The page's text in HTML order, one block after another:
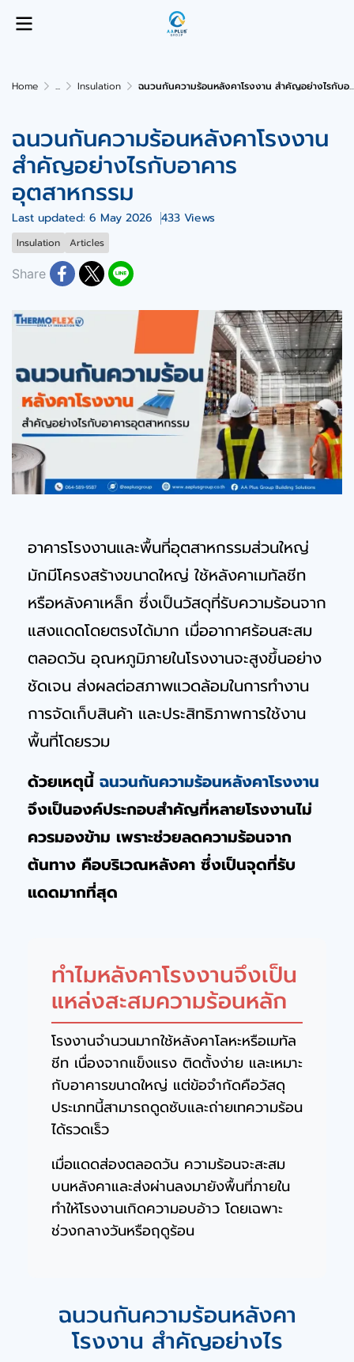
Home ... Insulation ฉนวนกันความร้อนหลังคาโรงงาน สำคัญอย่างไรกับอาคารอุตสาหกรรม
ฉนวนกันความร้อนหลังคาโรงงาน
สำคัญอย่างไรกับอาคาร
อุตสาหกรรม
Last updated: 6 May 2026 433 Views
Insulation Articles
Share
อาคารโรงงานและพื้นที่อุตสาหกรรมส่วนใหญ่
มักมีโครงสร้างขนาดใหญ่ ใช้หลังคาเมทัลชีท
หรือหลังคาเหล็ก ซึ่งเป็นวัสดุที่รับความร้อนจาก
แสงแดดโดยตรงได้มาก เมื่ออากาศร้อนสะสม
ตลอดวัน อุณหภูมิภายในโรงงานจะสูงขึ้นอย่าง
ชัดเจน ส่งผลต่อสภาพแวดล้อมในการทำงาน
การจัดเก็บสินค้า และประสิทธิภาพการใช้งาน
พื้นที่โดยรวม
ด้วยเหตุนี้ ฉนวนกันความร้อนหลังคาโรงงาน
จึงเป็นองค์ประกอบสำคัญที่หลายโรงงานไม่
ควรมองข้าม เพราะช่วยลดความร้อนจาก
ต้นทาง คือบริเวณหลังคา ซึ่งเป็นจุดที่รับ
แดดมากที่สุด
ทำไมหลังคาโรงงานจึงเป็น
แหล่งสะสมความร้อนหลัก
โรงงานจำนวนมากใช้หลังคาโลหะหรือเมทัล
ชีท เนื่องจากแข็งแรง ติดตั้งง่าย และเหมาะ
กับอาคารขนาดใหญ่ แต่ข้อจำกัดคือวัสดุ
ประเภทนี้สามารถดูดซับและถ่ายเทความร้อน
ได้รวดเร็ว
เมื่อแดดส่องตลอดวัน ความร้อนจะสะสม
บนหลังคาและส่งผ่านลงมายังพื้นที่ภายใน
ทำให้โรงงานเกิดความอบอ้าว โดยเฉพาะ
ช่วงกลางวันหรือฤดูร้อน
ฉนวนกันความร้อนหลังคา
โรงงาน สำคัญอย่างไร